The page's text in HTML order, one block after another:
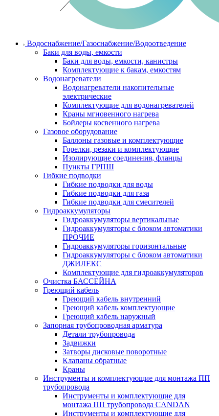
Водоснабжение/Газоснабжение/Водоотведение
Баки для воды, емкости
Баки для воды, емкости, канистры
Комплектующие к бакам, емкостям
Водонагреватели
Водонагреватели накопительные
электрические
Комплектующие для водонагревателей
Краны мгновенного нагрева
Бойлеры косвенного нагрева
Газовое оборудование
Баллоны газовые и комплектующие
Горелки, резаки и комплектующие
Изолирующие соединения, фланцы
Пункты ГРПШ
Гибкие подводки
Гибкие подводки для воды
Гибкие подводки для газа
Гибкие подводки для смесителей
Гидроаккумуляторы
Гидроаккумуляторы вертикальные
Гидроаккумуляторы с блоком автоматики
ПРОЧИЕ
Гидроаккумуляторы горизонтальные
Гидроаккумуляторы с блоком автоматики
ДЖИЛЕКС
Комплектующие для гидроаккумуляторов
Очистка БАССЕЙНА
Греющий кабель
Греющий кабель внутренний
Греющий кабель комплектующие
Греющий кабель наружный
Запорная трубопроводная арматура
Детали трубопровода
Задвижки
Затворы дисковые поворотные
Клапаны обратные
Краны
Инструменты и комплектующие для монтажа ПП
трубопровода
Инструменты и комплектующие для
монтажа ПП трубопровода CANDAN
Инструменты и комплектующие для